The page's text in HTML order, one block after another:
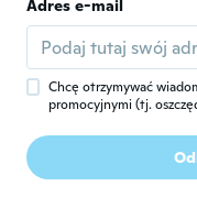
V Valter
Rok
Carolann
Rok
Adres e-mail
Chcę otrzymywać
promocyjnymi (tj.